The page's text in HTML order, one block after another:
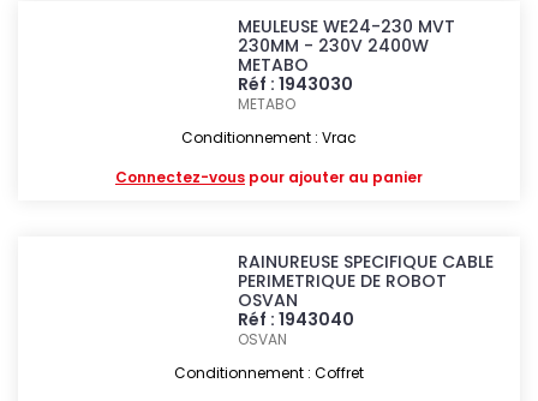
MEULEUSE WE24-230 MVT
230MM - 230V 2400W
METABO
Réf : 1943030
METABO
Conditionnement : Vrac
Connectez-vous pour ajouter au panier
RAINUREUSE SPECIFIQUE CABLE
PERIMETRIQUE DE ROBOT
OSVAN
Réf : 1943040
OSVAN
Conditionnement : Coffret